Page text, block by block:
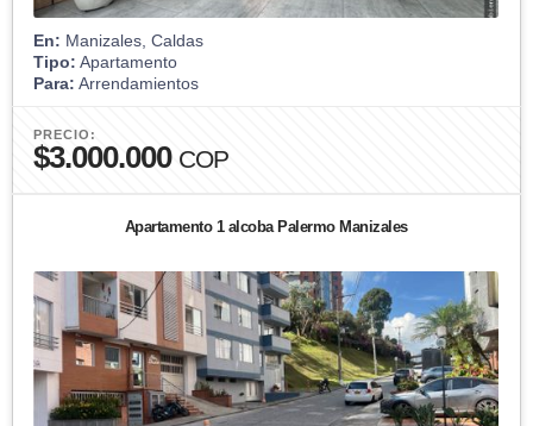
En: Manizales, Caldas
Tipo: Apartamento
Para: Arrendamientos
PRECIO:
$3.000.000 COP
Apartamento 1 alcoba Palermo Manizales